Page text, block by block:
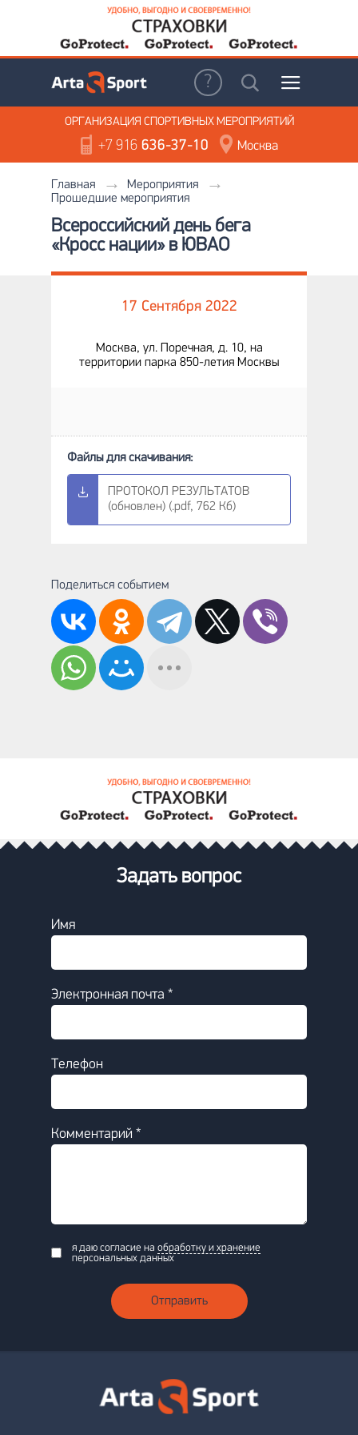
ОРГАНИЗАЦИЯ СПОРТИВНЫХ МЕРОПРИЯТИЙ
+7 916636-37-10 Москва
Главная
Мероприятия
Прошедшие мероприятия
Всероссийский день бега
«Кросс нации» в ЮВАО
17 Сентября 2022
Москва, ул. Поречная, д. 10, на
территории парка 850-летия Москвы
ПРОТОКОЛ РЕЗУЛЬТАТОВ
(обновлен) (.pdf, 762 Кб)
Поделиться событием
Задать вопрос
Имя
Электронная почта *
Телефон
Комментарий *
я даю согласие на обработку и хранение
персональных данных
Отправить